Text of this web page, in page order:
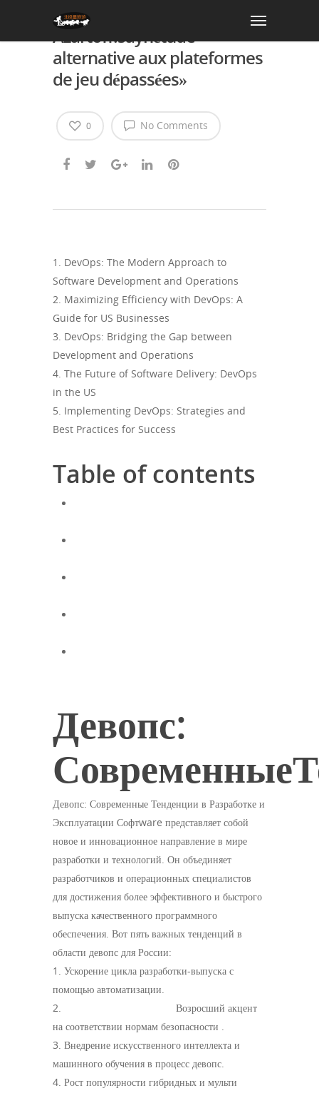
«Освой nouveaux jeux avec
Azartoff:saynétude
alternative aux plateformes
de jeu dépassées»
No Comments
0
1. DevOps: The Modern Approach to
Software Development and Operations
2. Maximizing Efficiency with DevOps: A
Guide for US Businesses
3. DevOps: Bridging the Gap between
Development and Operations
4. The Future of Software Delivery: DevOps
in the US
5. Implementing DevOps: Strategies and
Best Practices for Success
Table of contents
Девопс:
Девопс: Современные Тенденции в Разработке и
Эксплуатации Софтware представляет собой
новое и инновационное направление в мире
разработки и технологий. Он объединяет
разработчиков и операционных специалистов
для достижения более эффективного и быстрого
выпуска качественного программного
обеспечения. Вот пять важных тенденций в
области девопс для России:
1. Ускорение цикла разработки-выпуска с
помощью автоматизации.
2.
Возросший акцент
на соответствии нормам безопасности .
3. Внедрение искусственного интеллекта и
машинного обучения в процесс девопс.
4. Рост популярности гибридных и мульти